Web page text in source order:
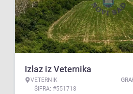
Izlaz iz Veternika
VETERNIK
ŠIFRA: #551718